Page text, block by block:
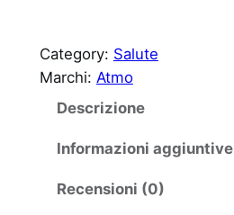
i
c
Category: Salute
Marchi: Atmo
Descrizione
Informazioni aggiuntive
Recensioni (0)